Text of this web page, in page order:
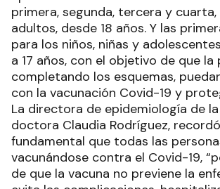
primera, segunda, tercera y
adultos, desde 18 años. Y las
para los niños, niñas y
a 17 años, con el objetivo de que
completando los esquemas,
con la vacunación Covid-19 y
La directora de epidemiología de
doctora Claudia Rodríguez,
fundamental que todas las
vacunándose contra el Covid-19,
de que la vacuna no previene la